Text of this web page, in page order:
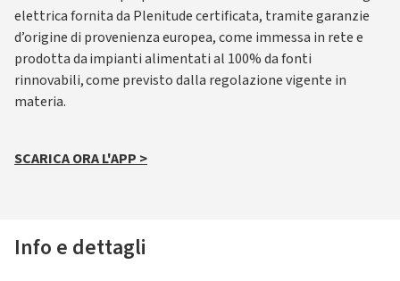
elettrica fornita da Plenitude certificata, tramite garanzie
d’origine di provenienza europea, come immessa in rete e
prodotta da impianti alimentati al 100% da fonti
rinnovabili, come previsto dalla regolazione vigente in
materia.
SCARICA ORA L'APP >
Info e dettagli